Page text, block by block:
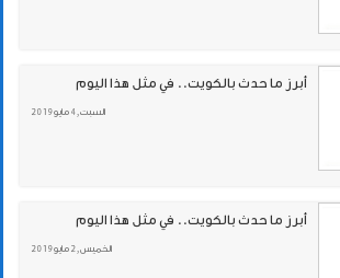
أبرز ما حدث بالكويت.. في مثل هذا اليوم
السبت , 4 مايو 2019
أبرز ما حدث بالكويت.. في مثل هذا اليوم
الخميس , 2 مايو 2019